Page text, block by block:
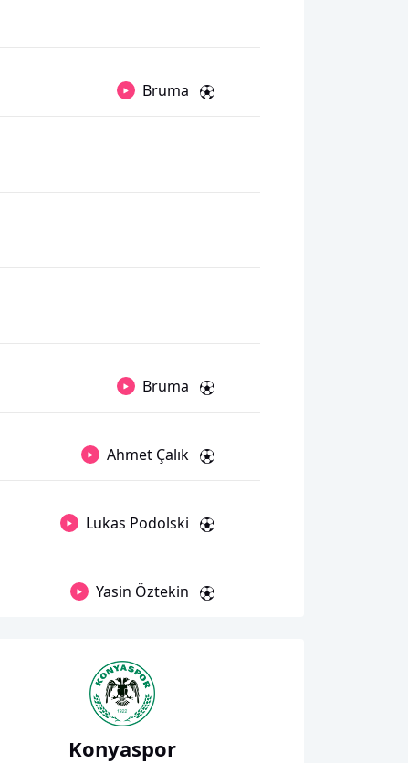
Bruma
Bruma
Ahmet Çalık
Lukas Podolski
Yasin Öztekin
Konyaspor